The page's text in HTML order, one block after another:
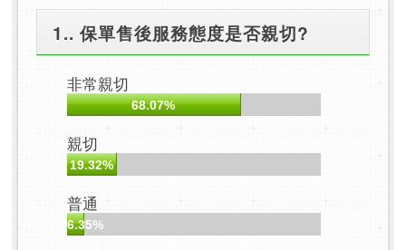
1.. 保單售後服務態度是否親切?
非常親切
68.07%
親切
19.32%
普通
6.35%